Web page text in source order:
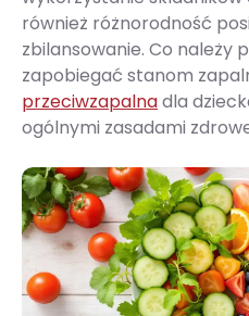
również różnorodność
zbilansowanie. Co należy
zapobiegać stanom
przeciwzapalnadla
ogólnymi zasadami